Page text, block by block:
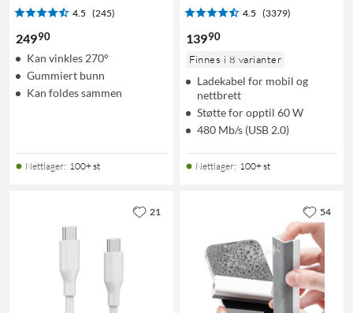
4.5 (245)
24990
Kan vinkles 270°
Gummiert bunn
Kan foldes sammen
Nettlager: 100+ st
4.5 (3379)
13990
Finnes i 8 varianter
Ladekabel for mobil og
nettbrett
Støtte for opptil 60 W
480 Mb/s (USB 2.0)
Nettlager: 100+ st
21 54